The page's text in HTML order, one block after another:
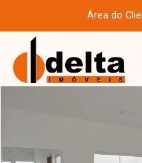
Área do